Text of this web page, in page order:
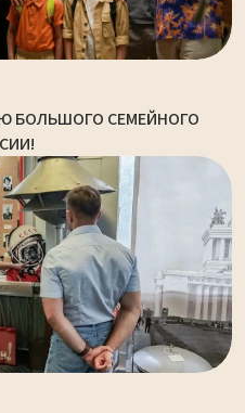
БОЛЬШОГО СЕМЕЙНОГО